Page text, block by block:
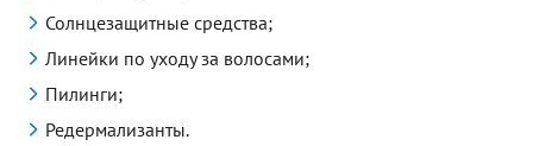
Солнцезащитные средства;
Линейки по уходу за волосами;
Пилинги;
Редермализанты.